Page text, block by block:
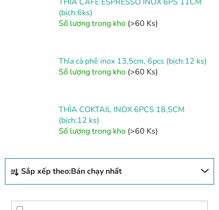
(bịch:6ks)
Số lượng trong kho (>60 Ks)
Thìa cà phê inox 13,5cm, 6pcs (bịch:12 ks)
Số lượng trong kho (>60 Ks)
THÌA COKTAIL INOX 6PCS 18,5CM
(bịch:12 ks)
Số lượng trong kho (>60 Ks)
P
h
â
Sắp xếp theo:Bán chạy nhất